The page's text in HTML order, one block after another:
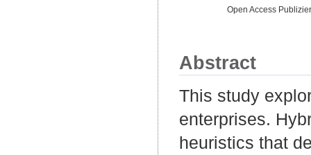
Open Access
Abstract
This study
enterprises.
heuristics that